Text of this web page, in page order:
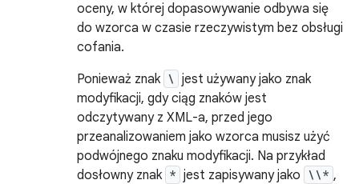
oceny, w której dopasowywanie odbywa się
do wzorca w czasie rzeczywistym bez obsługi
cofania.
Ponieważ znak \ jest używany jako znak
modyfikacji, gdy ciąg znaków jest
odczytywany z XML-a, przed jego
przeanalizowaniem jako wzorca musisz użyć
podwójnego znaku modyfikacji. Na przykład
dosłowny znak * jest zapisywany jako \\* ,